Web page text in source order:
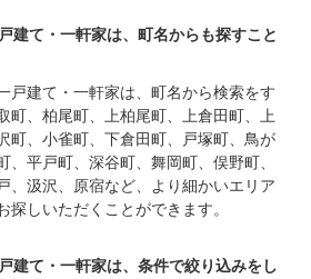
建て・一軒家は、町名からも探すこと
戸建て・一軒家は、町名から検索をす
町、柏尾町、上柏尾町、上倉田町、上
町、小雀町、下倉田町、戸塚町、鳥が
、平戸町、深谷町、舞岡町、俣野町、
、汲沢、原宿など、より細かいエリア
探しいただくことができます。
建て・一軒家は、条件で絞り込みをし